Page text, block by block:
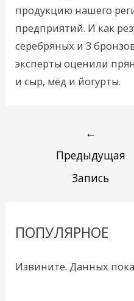
продукцию нашего
предприятий. И как
серебряных и 3
эксперты оценили
и сыр, мёд и йогурты.
←
Предыдущая
Запись
ПОПУЛЯРНОЕ
Извините. Данных